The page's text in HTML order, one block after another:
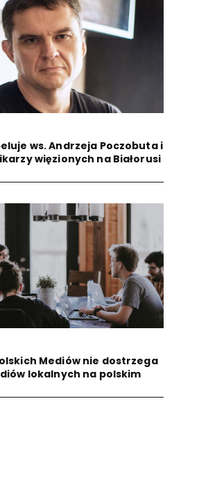
ws. Andrzeja Poczobuta i
więzionych na Białorusi
Mediów nie dostrzega
lokalnych na polskim